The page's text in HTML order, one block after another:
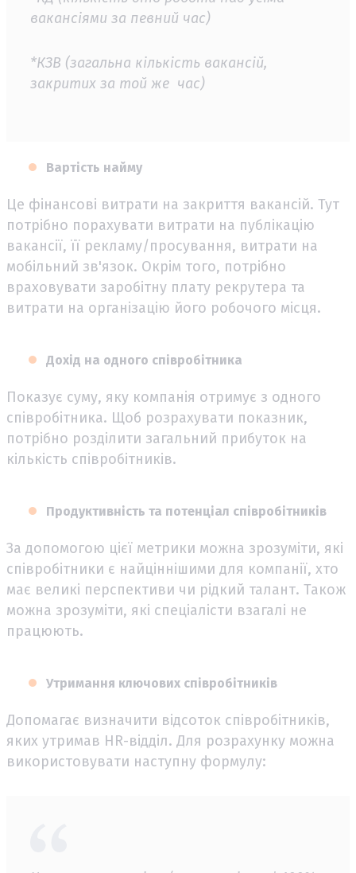
вакансіями за певний час)
*КЗВ (загальна кількість вакансій,
закритих за той же час)
Вартість найму
Це фінансові витрати на закриття вакансій. Тут
потрібно порахувати витрати на публікацію
вакансії, її рекламу/просування, витрати на
мобільний зв'язок. Окрім того, потрібно
враховувати заробітну плату рекрутера та
витрати на організацію його робочого місця.
Дохід на одного співробітника
Показує суму, яку компанія отримує з одного
співробітника. Щоб розрахувати показник,
потрібно розділити загальний прибуток на
кількість співробітників.
Продуктивність та потенціал співробітників
За допомогою цієї метрики можна зрозуміти, які
співробітники є найціннішими для компанії, хто
має великі перспективи чи рідкий талант. Також
можна зрозуміти, які спеціалісти взагалі не
працюють.
Утримання ключових співробітників
Допомагає визначити відсоток співробітників,
яких утримав HR-відділ. Для розрахунку можна
використовувати наступну формулу: